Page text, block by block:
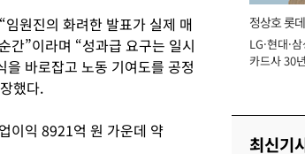
원진의 화려한 발표가 실제 매
간”이라며 “성과급 요구는 일시
바로잡고 노동 기여도를 공정
했다.
이익 8921억 원 가운데 약
정상호 롯
장
LG·현대·
카드사 30
최신기